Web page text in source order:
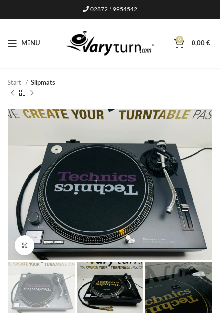
02872 / 9954542
MENU
0
0,00 €
Start Slipmats
Click to enlarge